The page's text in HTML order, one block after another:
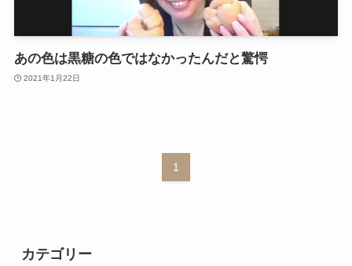
あの色は黒糖の色ではなかったんだと驚愕
2021年1月22日
1
カテゴリー